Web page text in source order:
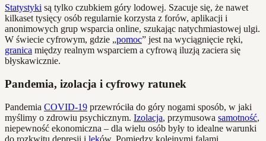
Statystyki są tylko czubkiem góry lodowej. Szacuje się, że nawet
kilkaset tysięcy osób regularnie korzysta z forów, aplikacji i
anonimowych grup wsparcia online, szukając natychmiastowej ulgi.
W świecie cyfrowym, gdzie „pomoc” jest na wyciągnięcie ręki,
granica między realnym wsparciem a cyfrową iluzją zaciera się
błyskawicznie.
Pandemia, izolacja i cyfrowy ratunek
Pandemia COVID-19 przewróciła do góry nogami sposób, w jaki
myślimy o zdrowiu psychicznym. Izolacja, przymusowa samotność,
niepewność ekonomiczna – dla wielu osób były to idealne warunki
do rozkwitu depresji i lęków. Pomiędzy kolejnymi falami